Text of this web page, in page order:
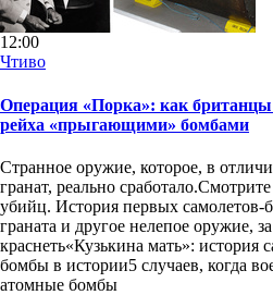
12:00
Чтиво
Операция «Порка»: как
рейха «прыгающими» бомбами
Странное оружие, которое, в
гранат, реально
убийц. История первых
граната и другое нелепое оружие,
краснеть«Кузькина мать»:
бомбы в истории5 случаев, когда
атомные бомбы